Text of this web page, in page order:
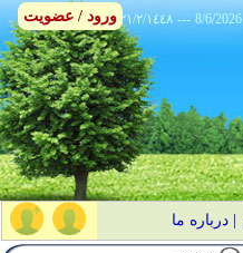
٢١/٢/١٤٤٨ --- 8/6/2026
|درباره ما
ورود / عضویت